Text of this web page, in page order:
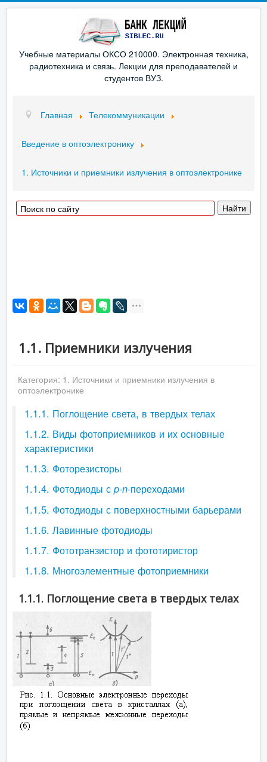
Учебные материалы ОКСО 210000. Электронная техника,
радиотехника и связь. Лекции для преподавателей и
студентов ВУЗ.
Главная Телекоммуникации
Введение в оптоэлектронику
1. Источники и приемники излучения в оптоэлектронике
1.1. Приемники излучения
Категория: 1. Источники и приемники излучения в
оптоэлектронике
1.1.1. Поглощение света, в твердых телах
1.1.2. Виды фотоприемников и их основные
характеристики
1.1.3. Фоторезисторы
1.1.4. Фотодиоды с p-n-переходами
1.1.5. Фотодиоды с поверхностными барьерами
1.1.6. Лавинные фотодиоды
1.1.7. Фототранзистор и фототиристор
1.1.8. Многоэлементные фотоприемники
1.1.1. Поглощение света в твердых телах